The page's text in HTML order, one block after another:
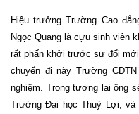
Hiệu trưởng Trường Cao
Ngọc Quang là cựu sinh viên
rất phấn khởi trước sự đổi
chuyến đi này Trường
nghiệm. Trong tương lai ông
Trường Đại học Thuỷ Lợi, và